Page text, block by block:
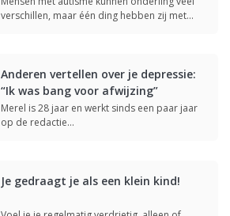
verschillen, maar één ding hebben zij met…
Anderen vertellen over je depressie:
“Ik was bang voor afwijzing”
Merel is 28 jaar en werkt sinds een paar jaar
op de redactie…
Je gedraagt je als een klein kind!